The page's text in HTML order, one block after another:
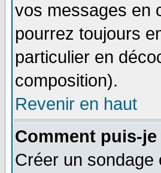
vos messages en
pourrez toujours
particulier en
composition).
Revenir en haut
Comment puis-
Créer un sondage